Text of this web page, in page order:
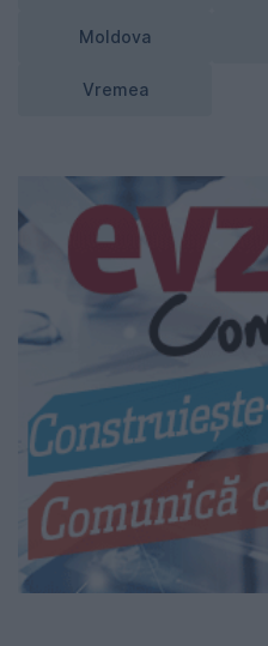
Moldova
Vremea